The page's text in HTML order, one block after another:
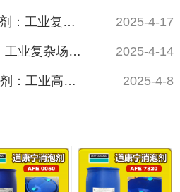
道康宁AFE-0110消泡剂：工业复杂体系的... 2025-4-17
道康宁DC-51消泡剂：工业复杂场景下的“全... 2025-4-14
道康宁AFE-0100消泡剂：工业高精度场景... 2025-4-8